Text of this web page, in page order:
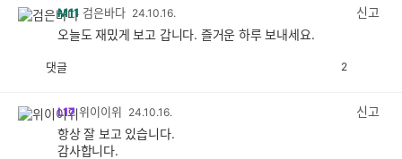
M11 검은바다 24.10.16.
신고
오늘도 재밌게 보고 갑니다. 즐거운 하루 보내세요.
댓글 2
L17 위이이위 24.10.16.
신고
항상 잘 보고 있습니다.
감사합니다.